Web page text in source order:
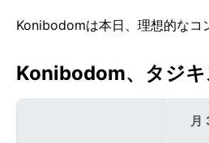
Konibodomは本日、理想的な
Konibodom、タジ
月